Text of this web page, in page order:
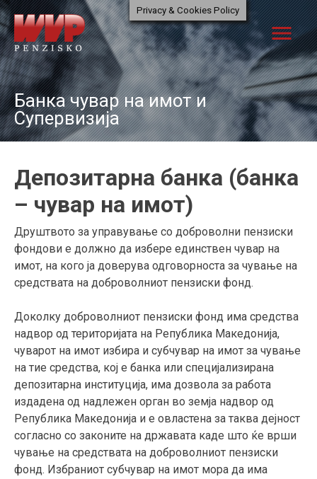
Skip
to
content
menu
Банка чувар на имот и
Супервизија
Депозитарна банка (банка
– чувар на имот)
Друштвото за управување со доброволни пензиски
фондови е должно да избере единствен чувар на
имот, на кого ја доверува одговорноста за чување на
средствата на доброволниот пензиски фонд.
Доколку доброволниот пензиски фонд има средства
надвор од територијата на Република Македонија,
чуварот на имот избира и субчувар на имот за чување
на тие средства, кој е банка или специјализирана
депозитарна институција, има дозвола за работа
издадена од надлежен орган во земја надвор од
Република Македонија и е овластена за таква дејност
согласно со законите на државата каде што ќе врши
чување на средствата на доброволниот пензиски
фонд. Избраниот субчувар на имот мора да има
Privacy & Cookies Policy